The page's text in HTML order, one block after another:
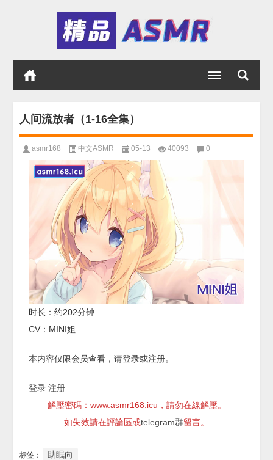
人间流放者（1-16全集）
asmr168 中文ASMR 05-13 40093 0
时长：约202分钟
CV：MINI姐
本内容仅限会员查看，请登录或注册。
登录 注册
解壓密碼：www.asmr168.icu，請勿在線解壓。
如失效請在評論區或telegram群留言。
标签： 助眠向